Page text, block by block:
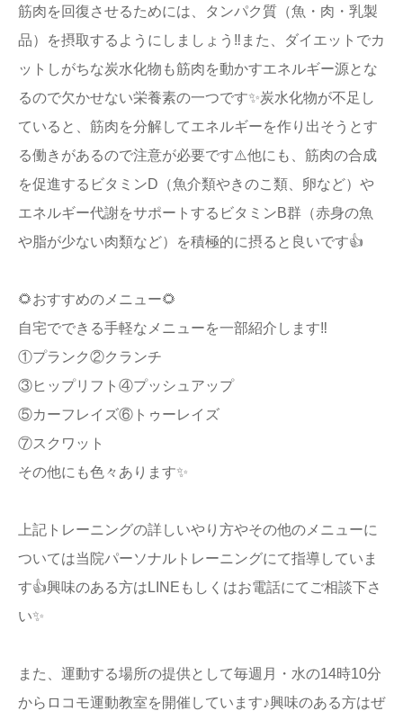
筋肉を回復させるためには、タンパク質（魚・肉・乳製
品）を摂取するようにしましょう‼️また、ダイエットでカ
ットしがちな炭水化物も筋肉を動かすエネルギー源とな
るので欠かせない栄養素の一つです✨炭水化物が不足し
ていると、筋肉を分解してエネルギーを作り出そうとす
る働きがあるので注意が必要です⚠️他にも、筋肉の合成
を促進するビタミンD（魚介類やきのこ類、卵など）や
エネルギー代謝をサポートするビタミンB群（赤身の魚
や脂が少ない肉類など）を積極的に摂ると良いです👍
🌻おすすめのメニュー🌻
自宅でできる手軽なメニューを一部紹介します‼️
①プランク②クランチ
③ヒップリフト④プッシュアップ
⑤カーフレイズ⑥トゥーレイズ
⑦スクワット
その他にも色々あります✨
上記トレーニングの詳しいやり方やその他のメニューに
ついては当院パーソナルトレーニングにて指導していま
す👍興味のある方はLINEもしくはお電話にてご相談下さ
い✨
また、運動する場所の提供として毎週月・水の14時10分
からロコモ運動教室を開催しています♪興味のある方はぜ